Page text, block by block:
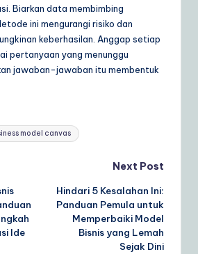
Biarkan data membimbing
ini mengurangi risiko dan
keberhasilan. Anggap setiap
pertanyaan yang menunggu
jawaban-jawaban itu membentuk
model canvas
Ide
Next Post
Hindari 5 Kesalahan Ini:
Panduan Pemula untuk
Memperbaiki Model
Bisnis yang Lemah
Sejak Dini